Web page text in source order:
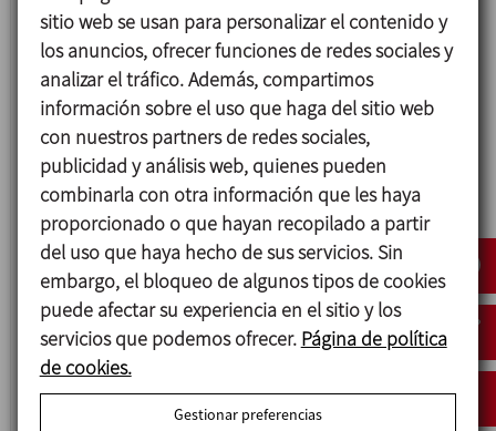
BCI
AGITADOR VERTICAL
sitio web se usan para personalizar el contenido y
los anuncios, ofrecer funciones de redes sociales y
analizar el tráfico. Además, compartimos
información sobre el uso que haga del sitio web
con nuestros partners de redes sociales,
publicidad y análisis web, quienes pueden
combinarla con otra información que les haya
proporcionado o que hayan recopilado a partir
del uso que haya hecho de sus servicios. Sin
embargo, el bloqueo de algunos tipos de cookies
puede afectar su experiencia en el sitio y los
servicios que podemos ofrecer. Página de política
de cookies.
Gestionar preferencias